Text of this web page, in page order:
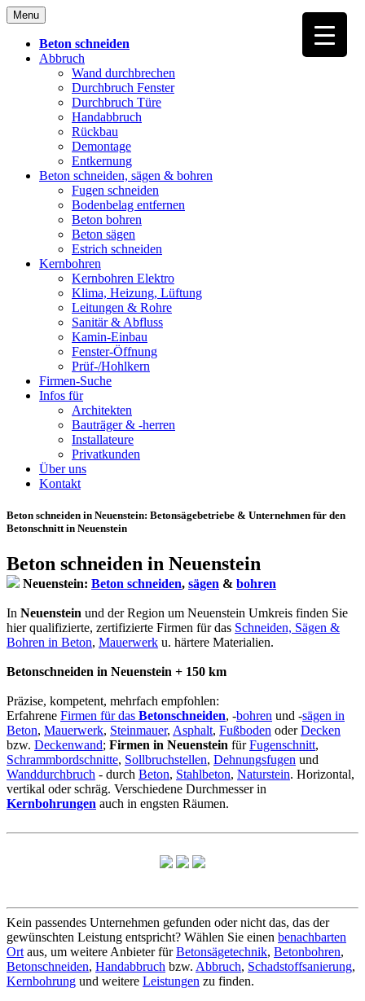
Skip
to
content
Menu
Beton schneiden
Abbruch
Wand durchbrechen
Durchbruch Fenster
Durchbruch Türe
Handabbruch
Rückbau
Demontage
Entkernung
Beton schneiden, sägen & bohren
Fugen schneiden
Bodenbelag entfernen
Beton bohren
Beton sägen
Estrich schneiden
Kernbohren
Kernbohren Elektro
Klima, Heizung, Lüftung
Leitungen & Rohre
Sanitär & Abfluss
Kamin-Einbau
Fenster-Öffnung
Prüf-/Hohlkern
Firmen-Suche
Infos für
Architekten
Bauträger & -herren
Installateure
Privatkunden
Über uns
Kontakt
Beton schneiden in Neuenstein: Betonsägebetriebe & Unternehmen für den
Betonschnitt in Neuenstein
Beton schneiden in Neuenstein
Neuenstein: Beton schneiden, sägen & bohren
In Neuenstein und der Region um Neuenstein Umkreis finden Sie
hier qualifizierte, zertifizierte Firmen für das Schneiden, Sägen &
Bohren in Beton, Mauerwerk u. härtere Materialien.
Betonschneiden in Neuenstein + 150 km
Präzise, kompetent, mehrfach empfohlen:
Erfahrene Firmen für das Betonschneiden, -bohren und -sägen in
Beton, Mauerwerk, Steinmauer, Asphalt, Fußboden oderDecken
bzw. Deckenwand; Firmen in Neuenstein fürFugenschnitt,
Schrammbordschnitte, Sollbruchstellen, Dehnungsfugen und
Wanddurchbruch - durch Beton, Stahlbeton, Naturstein. Horizontal,
vertikal oder schräg. Verschiedene Durchmesser in
Kernbohrungen auch in engsten Räumen.
Kein passendes Unternehmen gefunden oder nicht das, das der
gewünschten Leistung entspricht? Wählen Sie einen benachbarten
Ort aus, um weitere Anbieter fürBetonsägetechnik, Betonbohren,
Betonschneiden, Handabbruch bzw. Abbruch, Schadstoffsanierung,
Kernbohrung und weitere Leistungen zu finden.